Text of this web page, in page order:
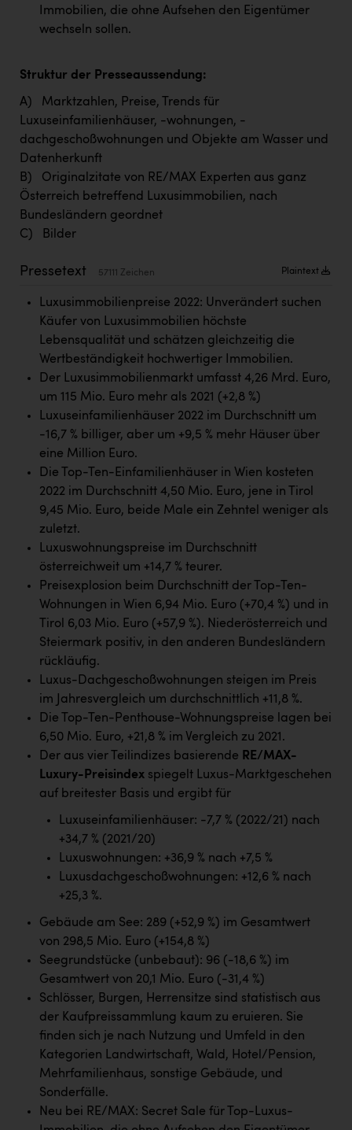
Seher + Partner
TCL
TGW Logistics
TRAILOMAT & Cycling Austria
VERITAS
Vier Diamanten
Vorlagenportal
ZGONC
ZULuft - Zukunft Luft Austria
Österreichisches Hebammengremium
Dopgas
kunden basics
kontakt
Immobilien, die ohne Aufsehen den Eigentümer
wechseln sollen.
Struktur der Presseaussendung:
A) Marktzahlen, Preise, Trends für
Luxuseinfamilienhäuser, -wohnungen, -
dachgeschoßwohnungen und Objekte am Wasser und
Datenherkunft
B) Originalzitate von RE/MAX Experten aus ganz
Österreich betreffend Luxusimmobilien, nach
Bundesländern geordnet
C) Bilder
Pressetext 57111 Zeichen Plaintext
Luxusimmobilienpreise 2022: Unverändert suchen
Käufer von Luxusimmobilien höchste
Lebensqualität und schätzen gleichzeitig die
Wertbeständigkeit hochwertiger Immobilien.
Der Luxusimmobilienmarkt umfasst 4,26 Mrd. Euro,
um 115 Mio. Euro mehr als 2021 (+2,8 %)
Luxuseinfamilienhäuser 2022 im Durchschnitt um
-16,7 % billiger, aber um +9,5 % mehr Häuser über
eine Million Euro.
Die Top-Ten-Einfamilienhäuser in Wien kosteten
2022 im Durchschnitt 4,50 Mio. Euro, jene in Tirol
9,45 Mio. Euro, beide Male ein Zehntel weniger als
zuletzt.
Luxuswohnungspreise im Durchschnitt
österreichweit um +14,7 % teurer.
Preisexplosion beim Durchschnitt der Top-Ten-
Wohnungen in Wien 6,94 Mio. Euro (+70,4 %) und in
Tirol 6,03 Mio. Euro (+57,9 %). Niederösterreich und
Steiermark positiv, in den anderen Bundesländern
rückläufig.
Luxus-Dachgeschoßwohnungen steigen im Preis
im Jahresvergleich um durchschnittlich +11,8 %.
Die Top-Ten-Penthouse-Wohnungspreise lagen bei
6,50 Mio. Euro, +21,8 % im Vergleich zu 2021.
Der aus vier Teilindizes basierende RE/MAX-
Luxury-Preisindex spiegelt Luxus-Marktgeschehen
auf breitester Basis und ergibt für
Luxuseinfamilienhäuser: -7,7 % (2022/21) nach
+34,7 % (2021/20)
Luxuswohnungen: +36,9 % nach +7,5 %
Luxusdachgeschoßwohnungen: +12,6 % nach
+25,3 %.
Gebäude am See: 289 (+52,9 %) im Gesamtwert
von 298,5 Mio. Euro (+154,8 %)
Seegrundstücke (unbebaut): 96 (-18,6 %) im
Gesamtwert von 20,1 Mio. Euro (-31,4 %)
Schlösser, Burgen, Herrensitze sind statistisch aus
der Kaufpreissammlung kaum zu eruieren. Sie
finden sich je nach Nutzung und Umfeld in den
Kategorien Landwirtschaft, Wald, Hotel/Pension,
Mehrfamilienhaus, sonstige Gebäude, und
Sonderfälle.
Neu bei RE/MAX: Secret Sale für Top-Luxus-